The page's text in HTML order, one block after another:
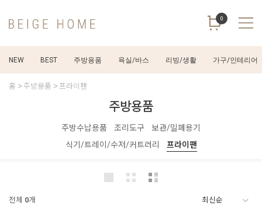
0
NEW BEST 주방용품 욕실/바스 리빙/생활 가구/인테리어
홈 주방용품 프라이팬
주방용품
주방수납용품 조리도구
보관/밀페용기
식기/트레이/수저/커트러리
프라이팬
전체 0개